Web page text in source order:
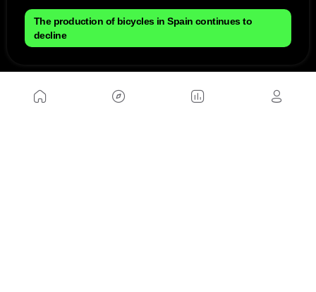
The production of bicycles in Spain continues to
decline